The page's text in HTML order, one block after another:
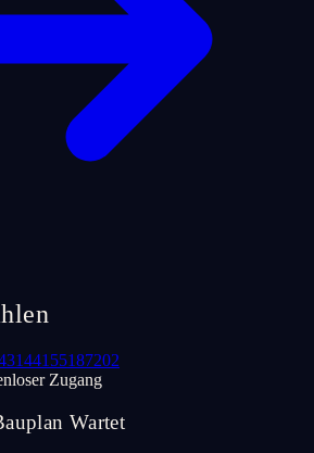
144155187202
Zugang
Wartet